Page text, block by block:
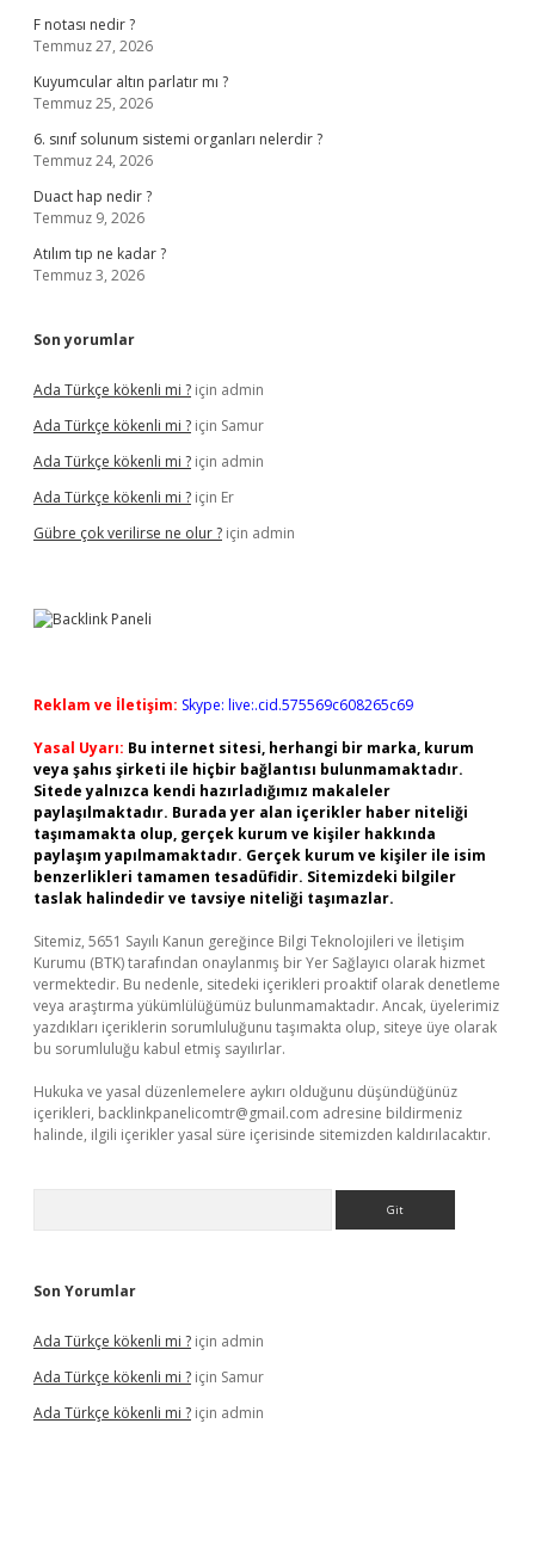
F notası nedir ?
Temmuz 27, 2026
Kuyumcular altın parlatır mı ?
Temmuz 25, 2026
6. sınıf solunum sistemi organları nelerdir ?
Temmuz 24, 2026
Duact hap nedir ?
Temmuz 9, 2026
Atılım tıp ne kadar ?
Temmuz 3, 2026
Son yorumlar
Ada Türkçe kökenli mi ? için admin
Ada Türkçe kökenli mi ? için Samur
Ada Türkçe kökenli mi ? için admin
Ada Türkçe kökenli mi ? için Er
Gübre çok verilirse ne olur ? için admin
Reklam ve İletişim: Skype: live:.cid.575569c608265c69
Yasal Uyarı: Bu internet sitesi, herhangi bir marka, kurum
veya şahıs şirketi ile hiçbir bağlantısı bulunmamaktadır.
Sitede yalnızca kendi hazırladığımız makaleler
paylaşılmaktadır. Burada yer alan içerikler haber niteliği
taşımamakta olup, gerçek kurum ve kişiler hakkında
paylaşım yapılmamaktadır. Gerçek kurum ve kişiler ile isim
benzerlikleri tamamen tesadüfidir. Sitemizdeki bilgiler
taslak halindedir ve tavsiye niteliği taşımazlar.
Sitemiz, 5651 Sayılı Kanun gereğince Bilgi Teknolojileri ve İletişim
Kurumu (BTK) tarafından onaylanmış bir Yer Sağlayıcı olarak hizmet
vermektedir. Bu nedenle, sitedeki içerikleri proaktif olarak denetleme
veya araştırma yükümlülüğümüz bulunmamaktadır. Ancak, üyelerimiz
yazdıkları içeriklerin sorumluluğunu taşımakta olup, siteye üye olarak
bu sorumluluğu kabul etmiş sayılırlar.
Hukuka ve yasal düzenlemelere aykırı olduğunu düşündüğünüz
içerikleri, backlinkpanelicomtr@gmail.com adresine bildirmeniz
halinde, ilgili içerikler yasal süre içerisinde sitemizden kaldırılacaktır.
Son Yorumlar
Ada Türkçe kökenli mi ? için admin
Ada Türkçe kökenli mi ? için Samur
Ada Türkçe kökenli mi ? için admin